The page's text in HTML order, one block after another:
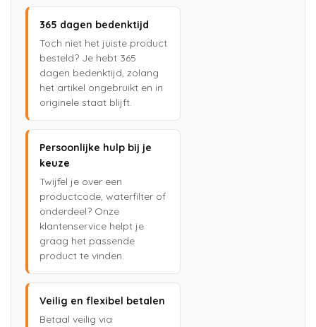
365 dagen bedenktijd
Toch niet het juiste product
besteld? Je hebt 365
dagen bedenktijd, zolang
het artikel ongebruikt en in
originele staat blijft.
Persoonlijke hulp bij je
keuze
Twijfel je over een
productcode, waterfilter of
onderdeel? Onze
klantenservice helpt je
graag het passende
product te vinden.
Veilig en flexibel betalen
Betaal veilig via